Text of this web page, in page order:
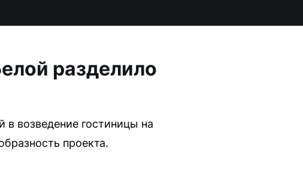
разделило
возведение гостиницы на
проекта.